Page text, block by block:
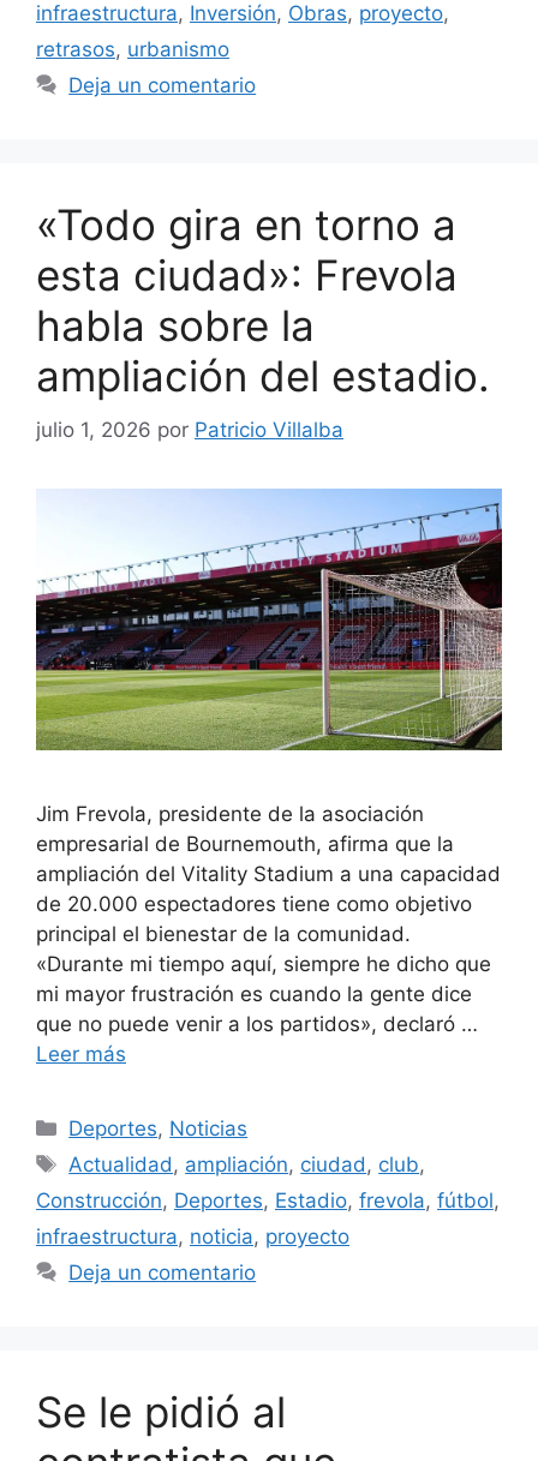
infraestructura, Inversión, Obras, proyecto,
retrasos, urbanismo
Deja un comentario
«Todo gira en torno a
esta ciudad»: Frevola
habla sobre la
ampliación del estadio.
julio 1, 2026 por Patricio Villalba
Jim Frevola, presidente de la asociación
empresarial de Bournemouth, afirma que la
ampliación del Vitality Stadium a una capacidad
de 20.000 espectadores tiene como objetivo
principal el bienestar de la comunidad.
«Durante mi tiempo aquí, siempre he dicho que
mi mayor frustración es cuando la gente dice
que no puede venir a los partidos», declaró …
Leer más
Categorías
Deportes, Noticias
Etiquetas
Actualidad , ampliación, ciudad , club,
Construcción, Deportes, Estadio, frevola, fútbol,
infraestructura, noticia, proyecto
Deja un comentario
Se le pidió al